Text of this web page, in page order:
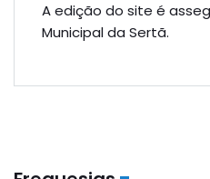
A edição do site é
Municipal da Sertã.